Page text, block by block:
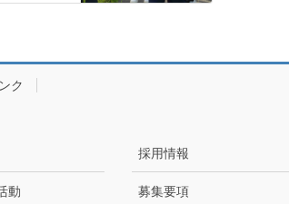
ク
動
採用情報
募集要項